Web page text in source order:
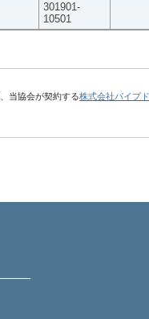
301901-
10501
当協会が契約する株式会社パイプ